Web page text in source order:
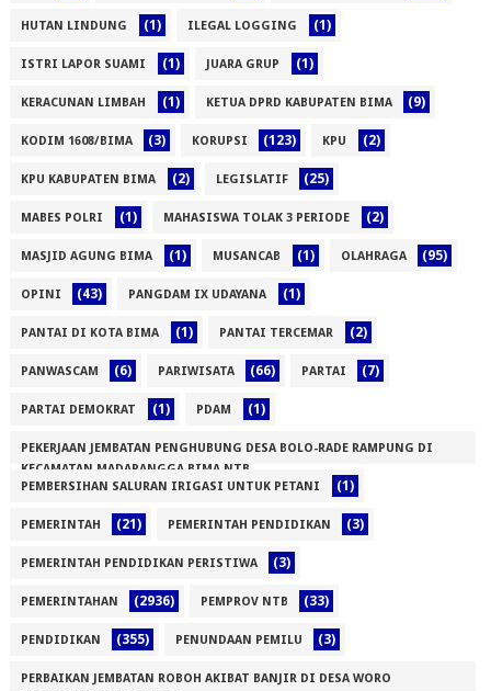
HUTAN LINDUNG (1) ILEGAL LOGGING (1)
ISTRI LAPOR SUAMI (1) JUARA GRUP (1)
KERACUNAN LIMBAH (1) KETUA DPRD KABUPATEN BIMA (9)
KODIM 1608/BIMA (3) KORUPSI (123) KPU (2)
KPU KABUPATEN BIMA (2) LEGISLATIF (25)
MABES POLRI (1) MAHASISWA TOLAK 3 PERIODE (2)
MASJID AGUNG BIMA (1) MUSANCAB (1) OLAHRAGA (95)
OPINI (43) PANGDAM IX UDAYANA (1)
PANTAI DI KOTA BIMA (1) PANTAI TERCEMAR (2)
PANWASCAM (6) PARIWISATA (66) PARTAI (7)
PARTAI DEMOKRAT (1) PDAM (1)
PEKERJAAN JEMBATAN PENGHUBUNG DESA BOLO-RADE RAMPUNG DI
KECAMATAN MADAPANGGA BIMA NTB
(1)PEMBERSIHAN SALURAN IRIGASI UNTUK PETANI (1)
PEMERINTAH (21) PEMERINTAH PENDIDIKAN (3)
PEMERINTAH PENDIDIKAN PERISTIWA (3)
PEMERINTAHAN (2936) PEMPROV NTB (33)
PENDIDIKAN (355) PENUNDAAN PEMILU (3)
PERBAIKAN JEMBATAN ROBOH AKIBAT BANJIR DI DESA WORO